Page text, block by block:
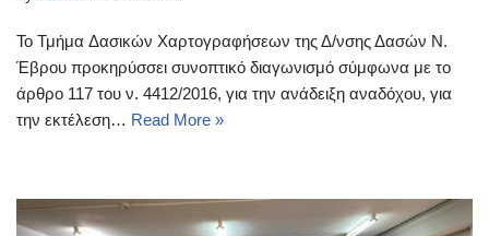
Το Τμήμα Δασικών Χαρτογραφήσεων της Δ/νσης Δασών Ν.
Έβρου προκηρύσσει συνοπτικό διαγωνισμό σύμφωνα με το
άρθρο 117 του ν. 4412/2016, για την ανάδειξη αναδόχου, για
την εκτέλεση… Read More »